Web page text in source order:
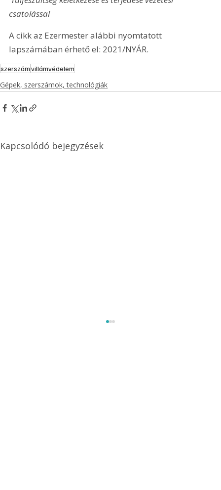
csatolással
A cikk az Ezermester alábbi nyomtatott
lapszámában érhető el: 2021/NYÁR.
szerszámvillámvédelem
Gépek, szerszámok, technológiák
Kapcsolódó bejegyzések